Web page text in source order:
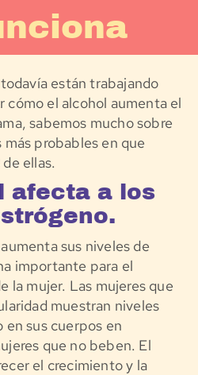
están trabajando
cómo el alcohol aumenta el
sabemos mucho sobre
más probables en que
ellas.
afecta a los
sus niveles de
importante para el
la mujer. Las mujeres que
muestran niveles
en sus cuerpos en
que no beben. El
el crecimiento y la